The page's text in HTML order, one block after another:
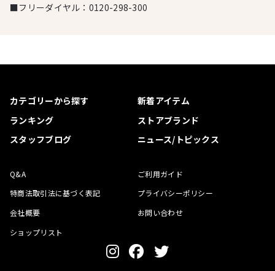
■フリーダイヤル： 0120-298-300
カテゴリーから探す
新着アイテム
ランキング
ストアブランド
スタッフブログ
ニュース/トピックス
Q&A
ご利用ガイド
特商法取引法に基づく表記
プライバシーポリシー
会社概要
お問い合わせ
ショップリスト